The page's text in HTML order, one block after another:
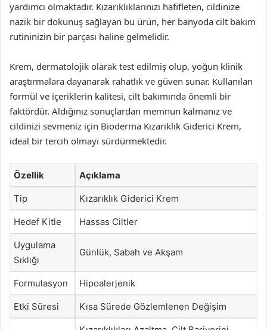
yardımcı olmaktadır. Kızarıklıklarınızı hafifleten, cildinize
nazik bir dokunuş sağlayan bu ürün, her banyoda cilt bakım
rutininizin bir parçası haline gelmelidir.
Krem, dermatolojik olarak test edilmiş olup, yoğun klinik
araştırmalara dayanarak rahatlık ve güven sunar. Kullanılan
formül ve içeriklerin kalitesi, cilt bakımında önemli bir
faktördür. Aldığınız sonuçlardan memnun kalmanız ve
cildinizi sevmeniz için Bioderma Kızarıklık Giderici Krem,
ideal bir tercih olmayı sürdürmektedir.
Özellik Açıklama
Tip Kızarıklık Giderici Krem
Hedef Kitle Hassas Ciltler
Uygulama
Sıklığı
Günlük, Sabah ve Akşam
Formulasyon Hipoalerjenik
Etki Süresi Kısa Sürede Gözlemlenen Değişim